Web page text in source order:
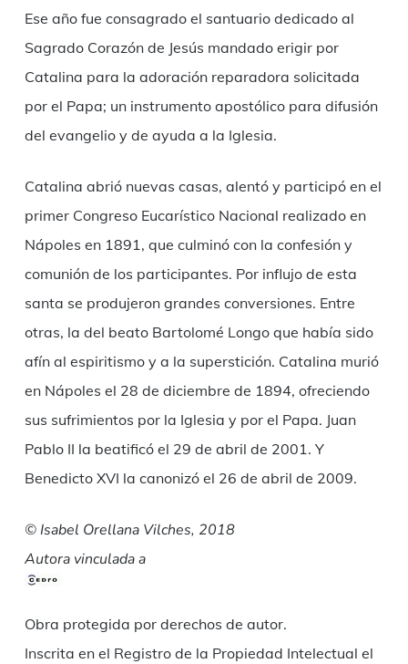
Ese año fue consagrado el santuario dedicado al
Sagrado Corazón de Jesús mandado erigir por
Catalina para la adoración reparadora solicitada
por el Papa; un instrumento apostólico para difusión
del evangelio y de ayuda a la Iglesia.
Catalina abrió nuevas casas, alentó y participó en el
primer Congreso Eucarístico Nacional realizado en
Nápoles en 1891, que culminó con la confesión y
comunión de los participantes. Por influjo de esta
santa se produjeron grandes conversiones. Entre
otras, la del beato Bartolomé Longo que había sido
afín al espiritismo y a la superstición. Catalina murió
en Nápoles el 28 de diciembre de 1894, ofreciendo
sus sufrimientos por la Iglesia y por el Papa. Juan
Pablo II la beatificó el 29 de abril de 2001. Y
Benedicto XVI la canonizó el 26 de abril de 2009.
© Isabel Orellana Vilches, 2018
Autora vinculada a
Obra protegida por derechos de autor.
Inscrita en el Registro de la Propiedad Intelectual el